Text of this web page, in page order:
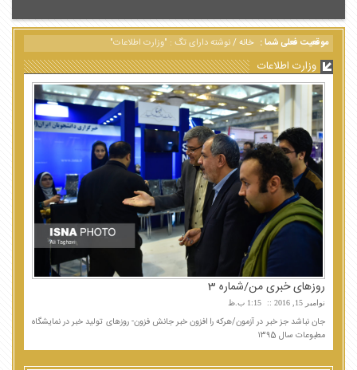
موقعیت فعلی شما : خانه/نوشته دارای تگ : "وزارت اطلاعات"
وزارت اطلاعات
روزهای خبری من/شماره 3
نوامبر 15, 2016 1:15 ب.ظ
جان نباشد جز خبر در آزمون/هرکه را افزون خبر جانش فزون- روزهای تولید خبر در نمایشگاه
مطبوعات سال ۱۳۹5